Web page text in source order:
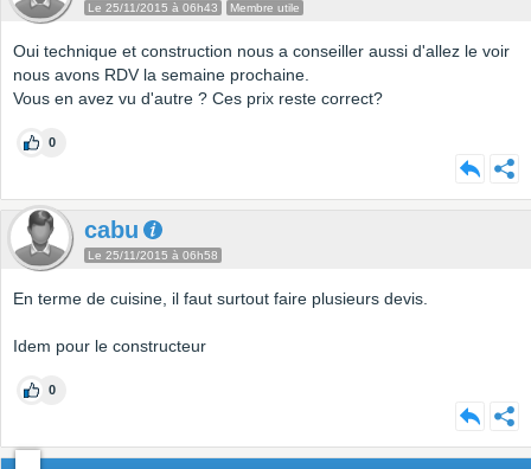
Le 25/11/2015 à 06h43 Membre utile
Oui technique et construction nous a conseiller aussi d'allez le voir
nous avons RDV la semaine prochaine.
Vous en avez vu d'autre ? Ces prix reste correct?
0
cabu
Le 25/11/2015 à 06h58
En terme de cuisine, il faut surtout faire plusieurs devis.
Idem pour le constructeur
0